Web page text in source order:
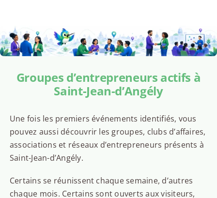
Groupes d’entrepreneurs actifs à
Saint-Jean-d’Angély
Une fois les premiers événements identifiés, vous
pouvez aussi découvrir les groupes, clubs d’affaires,
associations et réseaux d’entrepreneurs présents à
Saint-Jean-d’Angély.
Certains se réunissent chaque semaine, d’autres
chaque mois. Certains sont ouverts aux visiteurs,